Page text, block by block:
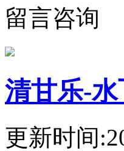
留言咨询
清甘乐-
更新时间